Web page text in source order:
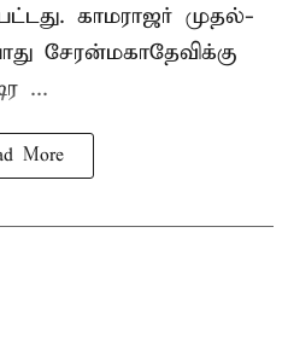
காமராஜர் முதல்-
சேரன்மகாதேவிக்கு
...
More